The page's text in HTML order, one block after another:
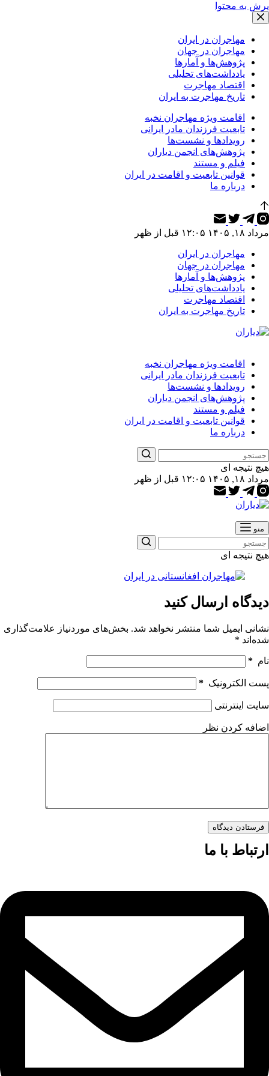
پرش به محتوا
مهاجران در ایران
مهاجران در جهان
پژوهش‌ها و آمارها
یادداشت‌های تحلیلی
اقتصاد مهاجرت
تاریخ مهاجرت به ایران
اقامت ویژه مهاجران نخبه
تابعیت فرزندان مادر ایرانی
رویدادها و نشست‌ها
پژوهش‌های انجمن دیاران
فیلم و مستند
قوانین تابعیت و اقامت در ایران
درباره ما
مرداد ۱۸, ۱۴۰۵ ۱۲:۰۵ قبل از ظهر
مهاجران در ایران
مهاجران در جهان
پژوهش‌ها و آمارها
یادداشت‌های تحلیلی
اقتصاد مهاجرت
تاریخ مهاجرت به ایران
اقامت ویژه مهاجران نخبه
تابعیت فرزندان مادر ایرانی
رویدادها و نشست‌ها
پژوهش‌های انجمن دیاران
فیلم و مستند
قوانین تابعیت و اقامت در ایران
درباره ما
هیچ نتیجه ای
مرداد ۱۸, ۱۴۰۵ ۱۲:۰۵ قبل از ظهر
منو
هیچ نتیجه ای
دیدگاه ارسال کنید
نشانی ایمیل شما منتشر نخواهد شد. بخش‌های موردنیاز علامت‌گذاری
شده‌اند *
نام *
پست الکترونیک *
سایت اینترنتی
اضافه کردن نظر
فرستادن دیدگاه
ارتباط با ما